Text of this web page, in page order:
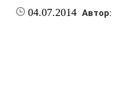
04.07.2014 Автор: